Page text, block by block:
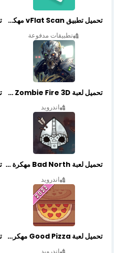
تحميل تطبيق vFlat Scan مهكر آخر إصدار
تطبيقات مدفوعة
تحميل لعبة Zombie Fire 3D مهكرة آخر إصدار
اندرويد
تحميل لعبة Bad North مهكرة آخر إصدار
اندرويد
تحميل لعبة Good Pizza مهكرة اخر اصدار